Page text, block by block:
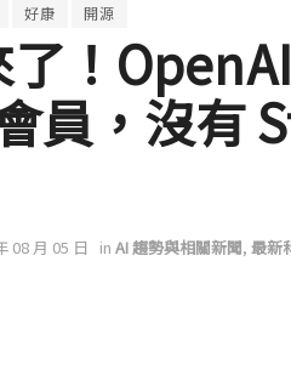
好康 開源
！
員，沒有
08 月 05 日 in AI 趨勢與相關新聞, 最新